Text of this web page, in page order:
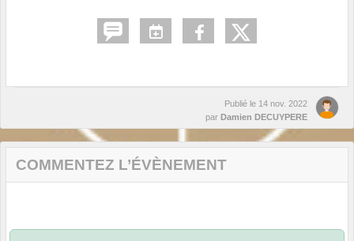
Publié le 14 nov. 2022
par Damien DECUYPERE
COMMENTEZ L’ÉVÈNEMENT